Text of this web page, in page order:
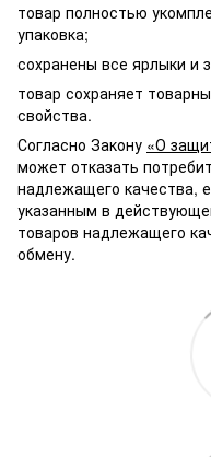
товар полностью
упаковка;
сохранены все ярлыки и
товар сохраняет
свойства.
Согласно Закону «О
может отказать
надлежащего качества,
указанным в
товаров надлежащего
обмену.